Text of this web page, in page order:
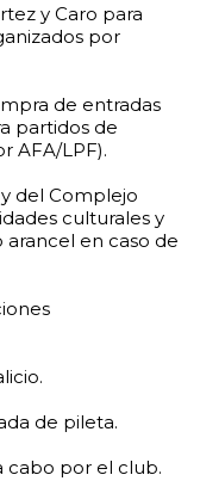
y Caro para
por
de entradas
partidos de
AFA/LPF).
del Complejo
culturales y
en caso de
de pileta.
cabo por el club.